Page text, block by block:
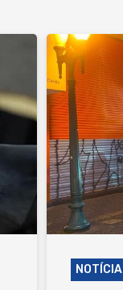
NOTÍCIA